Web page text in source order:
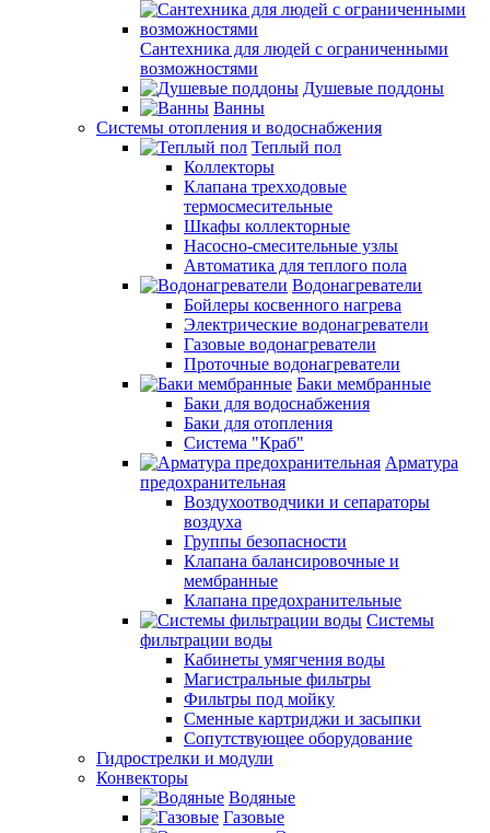
Сантехника для людей с ограниченными
возможностями
Душевые поддоны
Ванны
Системы отопления и водоснабжения
Теплый пол
Коллекторы
Клапана трехходовые
термосмесительные
Шкафы коллекторные
Насосно-смесительные узлы
Автоматика для теплого пола
Водонагреватели
Бойлеры косвенного нагрева
Электрические водонагреватели
Газовые водонагреватели
Проточные водонагреватели
Баки мембранные
Баки для водоснабжения
Баки для отопления
Система "Краб"
Арматура
предохранительная
Воздухоотводчики и сепараторы
воздуха
Группы безопасности
Клапана балансировочные и
мембранные
Клапана предохранительные
Системы
фильтрации воды
Кабинеты умягчения воды
Магистральные фильтры
Фильтры под мойку
Сменные картриджи и засыпки
Сопутствующее оборудование
Гидрострелки и модули
Конвекторы
Водяные
Газовые